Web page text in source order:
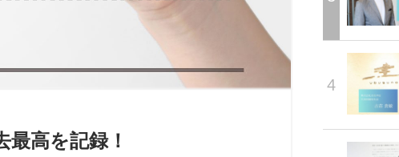
最高を記録！
4